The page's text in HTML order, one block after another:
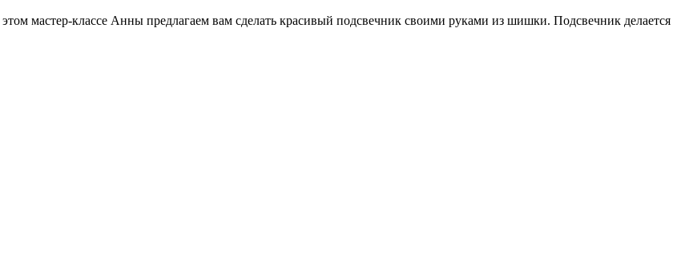
мастер-классе Анны предлагаем вам сделать красивый подсвечник своими руками из шишки. Подсвечник делается